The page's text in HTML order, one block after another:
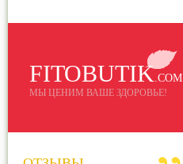
FITOBUTIK.COM
МЫ ЦЕНИМ ВАШЕ ЗДОРОВЬЕ!